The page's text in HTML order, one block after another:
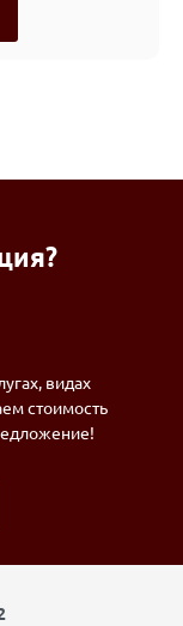
видах
стоимость